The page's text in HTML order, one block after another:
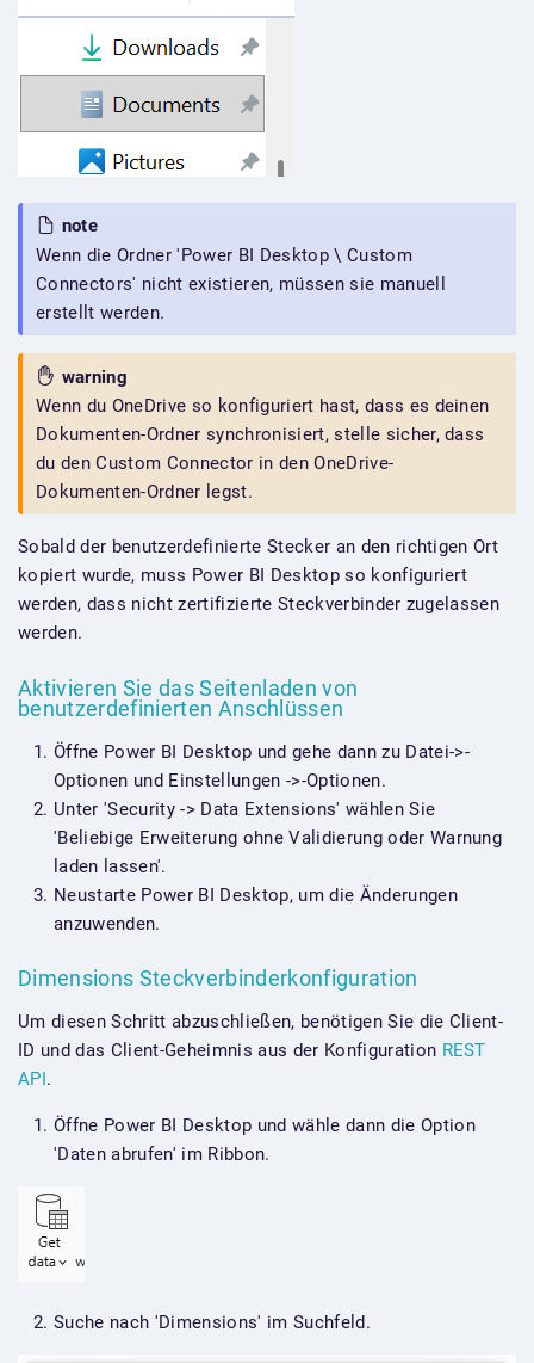
note
Wenn die Ordner 'Power BI Desktop \ Custom
Connectors' nicht existieren, müssen sie manuell
erstellt werden.
warning
Wenn du OneDrive so konfiguriert hast, dass es deinen
Dokumenten-Ordner synchronisiert, stelle sicher, dass
du den Custom Connector in den OneDrive-
Dokumenten-Ordner legst.
Sobald der benutzerdefinierte Stecker an den richtigen Ort
kopiert wurde, muss Power BI Desktop so konfiguriert
werden, dass nicht zertifizierte Steckverbinder zugelassen
werden.
Aktivieren Sie das Seitenladen von
benutzerdefinierten Anschlüssen
Öffne Power BI Desktop und gehe dann zu Datei->-
Optionen und Einstellungen ->-Optionen.
Unter 'Security -> Data Extensions' wählen Sie
'Beliebige Erweiterung ohne Validierung oder Warnung
laden lassen'.
Neustarte Power BI Desktop, um die Änderungen
anzuwenden.
Dimensions Steckverbinderkonfiguration
Um diesen Schritt abzuschließen, benötigen Sie die Client-
ID und das Client-Geheimnis aus der Konfiguration REST
API.
Öffne Power BI Desktop und wähle dann die Option
'Daten abrufen' im Ribbon.
Suche nach 'Dimensions' im Suchfeld.